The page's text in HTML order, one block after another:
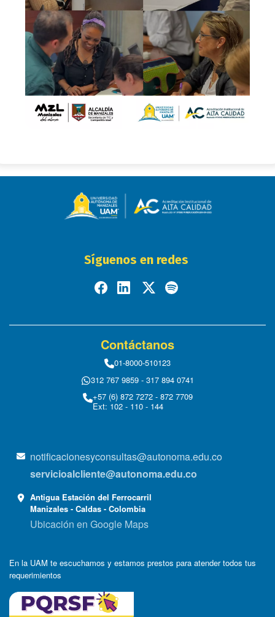
Síguenos en redes
Contáctanos
01-8000-510123
312 767 9859 - 317 894 0741
+57 (6) 872 7272 - 872 7709
Ext: 102 - 110 - 144
notificacionesyconsultas@autonoma.edu.co
servicioalcliente@autonoma.edu.co
Antigua Estación del Ferrocarril
Manizales - Caldas - Colombia
Ubicación en Google Maps
En la UAM te escuchamos y estamos prestos para atender todos tus
requerimientos